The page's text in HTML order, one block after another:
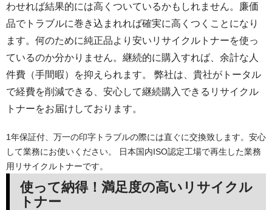
わせれば結果的には高くついているかもしれません。廉価
品でトラブルに巻き込まれれば確実に高くつくことになり
ます。何のために純正品より安いリサイクルトナーを使っ
ているのか分かりません。継続的に購入すれば、余計な人
件費（手間暇）を抑えられます。 弊社は、貴社がトータル
で経費を削減できる、安心して継続購入できるリサイクル
トナーをお届けしております。
1年保証付、万一の印字トラブルの際には直ぐに交換致します。安心
して業務にお使いください。 日本国内ISO認定工場で再生した業務
用リサイクルトナーです。
使って納得！満足度の高いリサイクル
トナー